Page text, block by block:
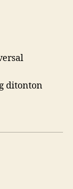
ditonton